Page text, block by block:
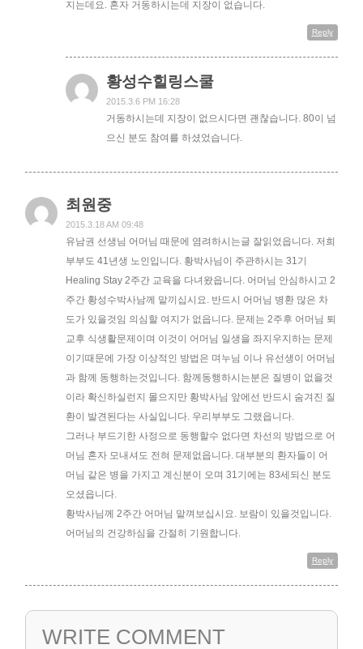
지는데요. 혼자 거동하시는데 지장이 없습니다.
Reply
황성수힐링스쿨
2015.3.6 PM 16:28
거동하시는데 지장이 없으시다면 괜찮습니다. 80이 넘
으신 분도 참여를 하셨었습니다.
최원중
2015.3.18 AM 09:48
유남권 선생님 어머님 때문에 염려하시는글 잘읽었읍니다. 저희
부부도 41년생 노인입니다. 황박사님이 주관하시는 31기
Healing Stay 2주간 교육을 다녀왔읍니다. 어머님 안심하시고 2
주간 황성수박사남께 맡끼십시요. 반드시 어머님 병환 많은 차
도가 있을것임 의심할 여지가 없읍니다. 문제는 2주후 어머님 퇴
교후 식생활문제이며 이것이 어머님 일생을 좌지우지하는 문제
이기때문에 가장 이상적인 방법은 며누님 이나 유선생이 어머님
과 함께 동행하는것입니다. 함께동행하시는분은 질병이 없을것
이라 확신하실런지 몰으지만 황박사님 앞에선 반드시 숨겨진 질
환이 발견된다는 사실입니다. 우리부부도 그랬읍니다.
그러나 부드기한 사정으로 동행할수 없다면 차선의 방법으로 어
머님 혼자 모내셔도 전혀 문제없읍니다. 대부분의 환자들이 어
머님 같은 병을 가지고 계신분이 오며 31기에는 83세되신 분도
오셨읍니다.
황박사님께 2주간 어머님 맡껴보십시요. 보람이 있을것입니다.
어머님의 건강하심을 간절히 기원합니다.
Reply
WRITE COMMENT